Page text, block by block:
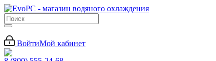
ВойтиМой кабинет